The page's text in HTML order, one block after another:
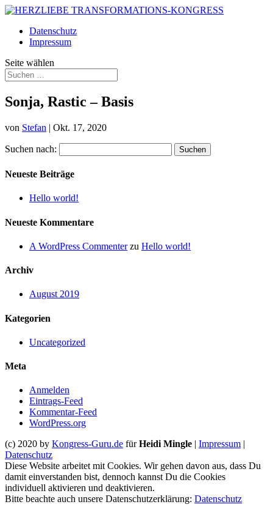
Datenschutz
Impressum
Seite wählen
Sonja, Rastic – Basis
von Stefan | Okt. 17, 2020
Suchen nach:
Neueste Beiträge
Hello world!
Neueste Kommentare
A WordPress Commenterzu Hello world!
Archiv
August 2019
Kategorien
Uncategorized
Meta
Anmelden
Eintrags-Feed
Kommentar-Feed
WordPress.org
(c) 2020 by Kongress-Guru.de fürHeidi Mingle Impressum
Datenschutz
Diese Website arbeitet mit Cookies. Wir gehen davon aus, dass Du
damit einverstanden bist, dennoch kannst Du die Cookies
individuell aktivieren und deaktivieren.
Bitte beachte auch unsere Datenschutzerklärung: Datenschutz